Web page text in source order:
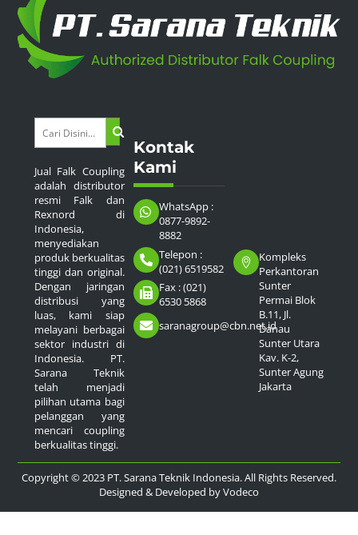
Jual Falk Coupling
adalah distributor
resmi Falk dan
Rexnord di
Indonesia,
menyediakan
produk berkualitas
tinggi dan original.
Dengan jaringan
distribusi yang
luas, kami siap
melayani berbagai
sektor industri di
Indonesia. PT.
Sarana Teknik
telah menjadi
pilihan utama bagi
pelanggan yang
mencari coupling
berkualitas tinggi.
Kontak
Kami
WhatsApp :
0877-9892-
8882
Telepon :
(021) 6519582
Fax : (021)
6530 5868
saranagroup@cbn.net.id
Kompleks
Perkantoran
Sunter
Permai Blok
B.11, Jl.
Danau
Sunter Utara
Kav. K-2,
Sunter Agung
Jakarta
Copyright © 2023 PT. Sarana Teknik Indonesia. All Rights Reserved.
Designed & Developed byVodeco